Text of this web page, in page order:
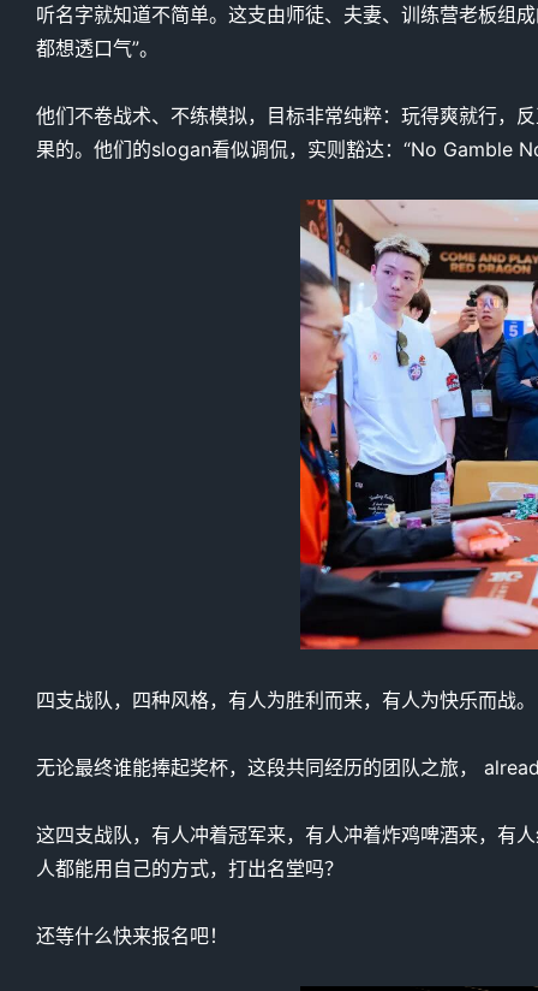
听名字就知道不简单。这支由师徒、夫妻、训练营老板组
都想透口气”。
他们不卷战术、不练模拟，目标非常纯粹：玩得爽就行，
果的。他们的slogan看似调侃，实则豁达：“No Gamble
四支战队，四种风格，有人为胜利而来，有人为快乐而战。
无论最终谁能捧起奖杯，这段共同经历的团队之旅，
这四支战队，有人冲着冠军来，有人冲着炸鸡啤酒来，
人都能用自己的方式，打出名堂吗？
还等什么快来报名吧！